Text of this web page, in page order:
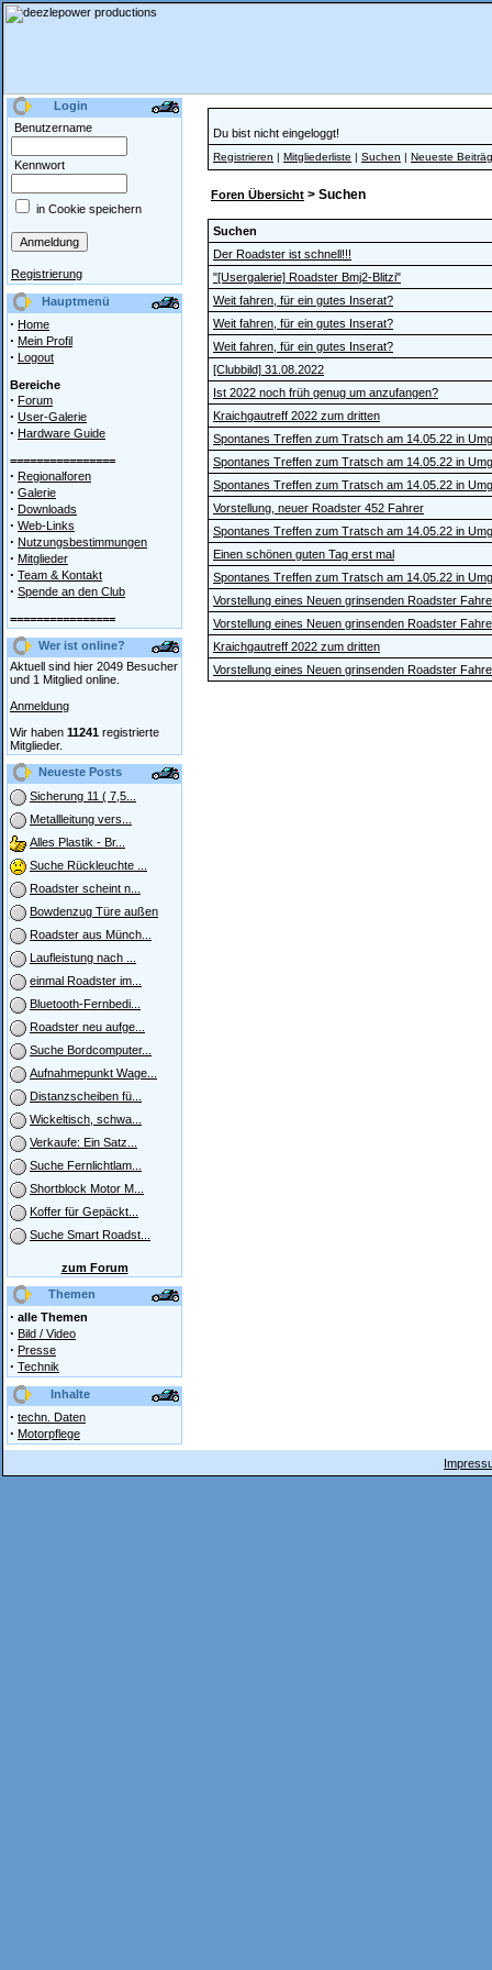
Login
Benutzername
Kennwort
in Cookie speichern
Registrierung
Hauptmenü
· Home
· Mein Profil
· Logout
Bereiche
· Forum
· User-Galerie
· Hardware Guide
================
· Regionalforen
· Galerie
· Downloads
· Web-Links
· Nutzungsbestimmungen
· Mitglieder
· Team & Kontakt
· Spende an den Club
================
Wer ist online?
Aktuell sind hier 2049 Besucher
und 1 Mitglied online.
Anmeldung
Wir haben 11241 registrierte
Mitglieder.
Neueste Posts
Sicherung 11 ( 7,5...
Metallleitung vers...
Alles Plastik - Br...
Suche Rückleuchte ...
Roadster scheint n...
Bowdenzug Türe außen
Roadster aus Münch...
Laufleistung nach ...
einmal Roadster im...
Bluetooth-Fernbedi...
Roadster neu aufge...
Suche Bordcomputer...
Aufnahmepunkt Wage...
Distanzscheiben fü...
Wickeltisch, schwa...
Verkaufe: Ein Satz...
Suche Fernlichtlam...
Shortblock Motor M...
Koffer für Gepäckt...
Suche Smart Roadst...
zum Forum
Themen
· alle Themen
· Bild / Video
· Presse
· Technik
Inhalte
· techn. Daten
· Motorpflege
Du bist nicht eingeloggt!
Registrieren | Mitgliederliste | Suchen | Neueste
Foren Übersicht > Suchen
Suchen
Der Roadster ist schnell!!!
"[Usergalerie] Roadster Bmj2-Blitzi"
Weit fahren, für ein gutes Inserat?
Weit fahren, für ein gutes Inserat?
Weit fahren, für ein gutes Inserat?
[Clubbild] 31.08.2022
Ist 2022 noch früh genug um anzufangen?
Kraichgautreff 2022 zum dritten
Spontanes Treffen zum Tratsch am 14.05.22 in
Spontanes Treffen zum Tratsch am 14.05.22 in
Spontanes Treffen zum Tratsch am 14.05.22 in
Vorstellung, neuer Roadster 452 Fahrer
Spontanes Treffen zum Tratsch am 14.05.22 in
Einen schönen guten Tag erst mal
Spontanes Treffen zum Tratsch am 14.05.22 in
Vorstellung eines Neuen grinsenden Roadster
Vorstellung eines Neuen grinsenden Roadster
Kraichgautreff 2022 zum dritten
Vorstellung eines Neuen grinsenden Roadster